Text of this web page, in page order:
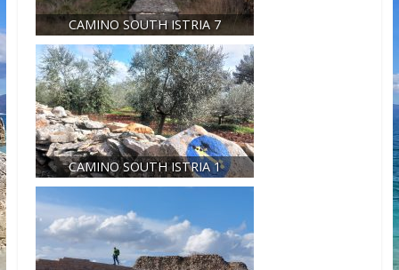
CAMINO SOUTH ISTRIA 7
CAMINO SOUTH ISTRIA 1